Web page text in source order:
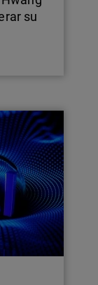
su